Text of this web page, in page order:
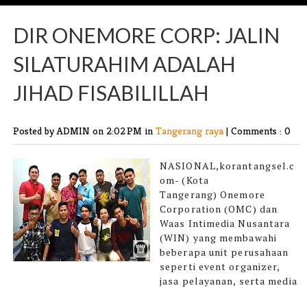
DIR ONEMORE CORP: JALIN
SILATURAHIM ADALAH
JIHAD FISABILILLAH
Posted by ADMIN on 2:02 PM in Tangerang raya | Comments : 0
NASIONAL,korantangsel.c
om- (Kota
Tangerang)Onemore
Corporation (OMC) dan
Waas Intimedia Nusantara
(WIN) yang membawahi
beberapa unit perusahaan
seperti event organizer,
jasa pelayanan, serta media